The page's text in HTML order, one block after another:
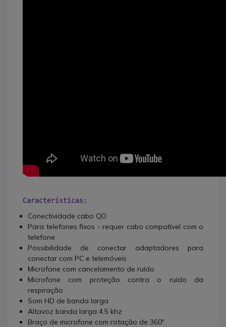
Características:
Conectividade cabo QD
Para telefones fixos - requer cabo compatível com o
telefone
Possibilidade de conectar adaptadores para
conectar com PC e telemóveis
Microfone com cancelamento de ruído
Microfone com proteção contra o ruído da
respiração
Som HD de banda larga
Altavoz banda larga 4.5 khz
Braço de microfone com rotação de 360º